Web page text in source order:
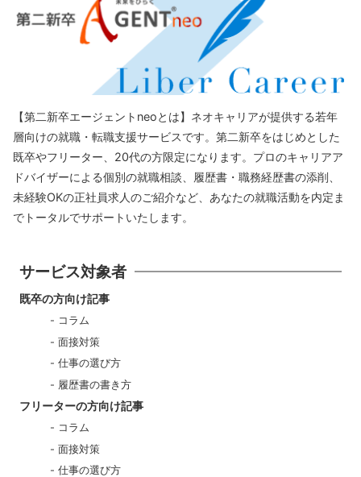
【第二新卒エージェントneoとは】ネオキャリアが提供する若年
層向けの就職・転職支援サービスです。第二新卒をはじめとした
既卒やフリーター、20代の方限定になります。プロのキャリアア
ドバイザーによる個別の就職相談、履歴書・職務経歴書の添削、
未経験OKの正社員求人のご紹介など、あなたの就職活動を内定ま
でトータルでサポートいたします。
サービス対象者
既卒の方向け記事
コラム
面接対策
仕事の選び方
履歴書の書き方
フリーターの方向け記事
コラム
面接対策
仕事の選び方